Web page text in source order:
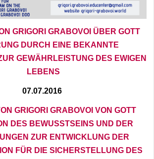
GRIGORI GRABOVOI ÜBER GOTT
DURCH EINE BEKANNTE
GEWÄHRLEISTUNG DES EWIGEN
LEBENS
07.07.2016
GRIGORI GRABOVOI VON GOTT
DES BEWUSSTSEINS UND DER
ZUR ENTWICKLUNG DER
FÜR DIE SICHERSTELLUNG DES